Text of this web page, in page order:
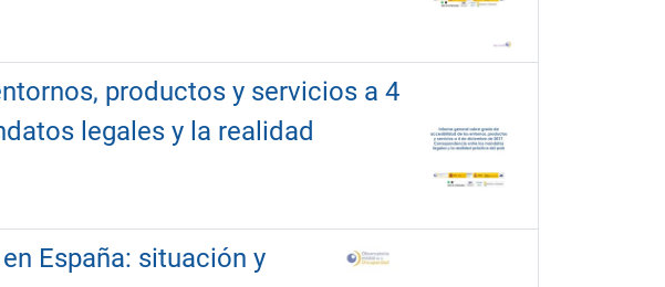
productos y servicios a 4
legales y la realidad
España: situación y